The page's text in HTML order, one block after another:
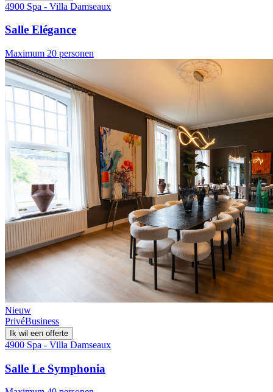
4900 Spa - Villa Damseaux
Salle Elégance
Maximum 20 personen
Nieuw
PrivéBusiness
Ik wil een offerte
4900 Spa - Villa Damseaux
Salle Le Symphonia